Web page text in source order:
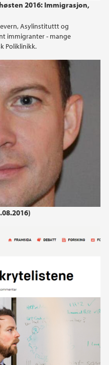
2016: Immigrasjon,
Asylinstituttt og
immigranter - mange
Poliklinikk.